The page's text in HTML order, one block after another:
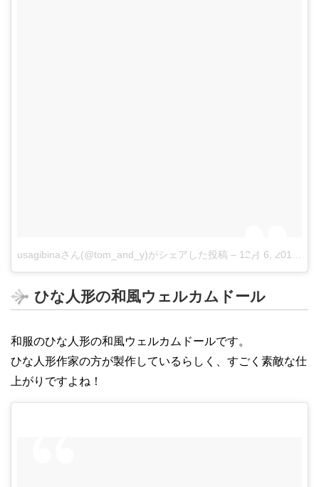
usagibinaさん(@tom_and_y)がシェアした投稿 – 12月 6, 2017 at 11:59午後 PST
ひな人形の和風ウェルカムドール
和服のひな人形の和風ウェルカムドールです。
ひな人形作家の方が製作しているらしく、すごく素敵な仕
上がりですよね！